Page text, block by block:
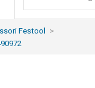
Festool